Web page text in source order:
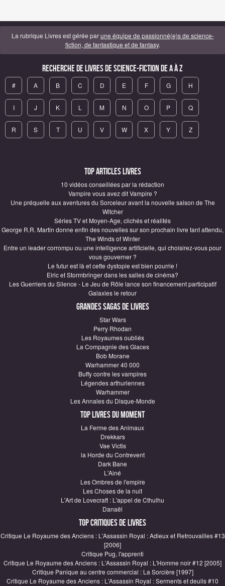
La rubrique Livres est gérée parune équipe de passionné(e)s de science-
fiction, de fantastique et de fantasy.
Recherche de Livres de science-fiction de A à Z
# A B C D E F G H
I J K L M N O P Q
R S T U V W X Y Z
Top articles Livres
10 vidéos conseillées par la rédaction
Vampire vous avez dit Vampire ?
Une préquelle aux aventures du Sorceleur avant la nouvelle saison de The
Witcher
Séries TV et Moyen-Age, clichés et réalités
George R.R. Martin donne enfin des nouvelles sur son prochain livre tant attendu,
The Winds of Winter
Entre un leader corrompu ou une intelligence artificielle, qui choisirez-vous pour
vous gouverner ?
Le futur est là et cette dystopie est bien pourrie !
Elric et Stormbringer dans les salles de cinéma?
Les Guerriers du Silence - Le Jeu de Rôle lance son financement participatif
Galaxies le retour
Grandes sagas de Livres
Star Wars
Perry Rhodan
Les Royaumes oubliés
La Compagnie des Glaces
Bob Morane
Warhammer 40 000
Buffy contre les vampires
Légendes arthuriennes
Warhammer
Les Annales du Disque-Monde
Top Livres du moment
La Ferme des Animaux
Drekkars
Vae Victis
la Horde du Contrevent
Dark Bane
L'Ainé
Les Ombres de l'empire
Les Choses de la nuit
L'Art de Lovecraft : L'appel de Cthulhu
Danaël
Top critiques de Livres
Critique Le Royaume des Anciens : L'Assassin Royal : Adieux et Retrouvailles #13
[2006]
Critique Pug, l'apprenti
Critique Le Royaume des Anciens : L'Assassin Royal : L'Homme noir #12 [2005]
Critique Panique au centre commercial : La Sorcière [1997]
Critique Le Royaume des Anciens : L'Assassin Royal : Serments et deuils #10